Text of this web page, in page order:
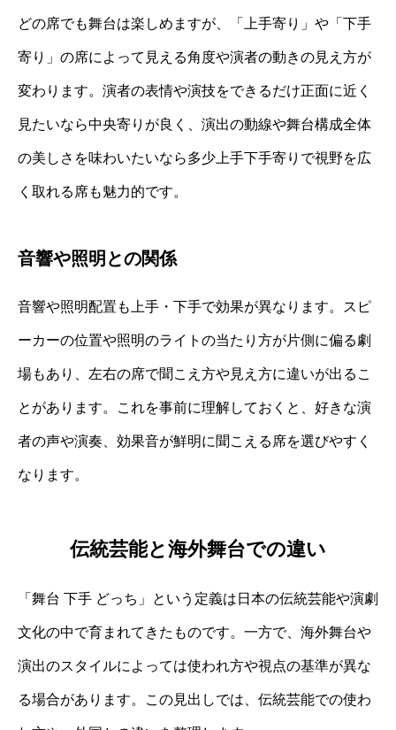
どの席でも舞台は楽しめますが、「上手寄り」や「下手
寄り」の席によって見える角度や演者の動きの見え方が
変わります。演者の表情や演技をできるだけ正面に近く
見たいなら中央寄りが良く、演出の動線や舞台構成全体
の美しさを味わいたいなら多少上手下手寄りで視野を広
く取れる席も魅力的です。
音響や照明との関係
音響や照明配置も上手・下手で効果が異なります。スピ
ーカーの位置や照明のライトの当たり方が片側に偏る劇
場もあり、左右の席で聞こえ方や見え方に違いが出るこ
とがあります。これを事前に理解しておくと、好きな演
者の声や演奏、効果音が鮮明に聞こえる席を選びやすく
なります。
伝統芸能と海外舞台での違い
「舞台 下手 どっち」という定義は日本の伝統芸能や演劇
文化の中で育まれてきたものです。一方で、海外舞台や
演出のスタイルによっては使われ方や視点の基準が異な
る場合があります。この見出しでは、伝統芸能での使わ